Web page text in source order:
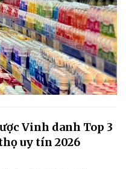
Vinh danh Top 3
uy tín 2026